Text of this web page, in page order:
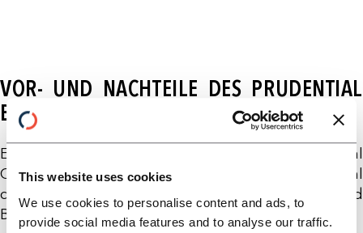
This website uses cookies
We use cookies to personalise content and ads, to
provide social media features and to analyse our traffic.
VOR- UND NACHTEILE DES PRUDENTIAL
BOUNDARY APPROACH (PBA)
Ein zentrales Element zur Berechnung der Financial
Component (FC) im Business Indicator ist die Wahl
der Methodik zur Abgrenzung von Handels- und
Bankbucherträgen. Die EBA erlaubt zwei Ansätze: